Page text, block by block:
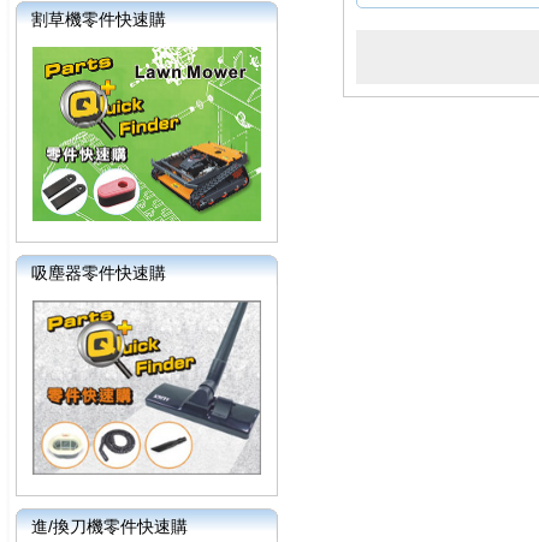
割草機零件快速購
吸塵器零件快速購
進/換刀機零件快速購